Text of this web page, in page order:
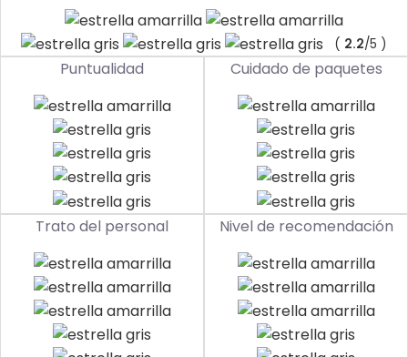
( 2.2/5 )
Puntualidad Cuidado de paquetes
Trato del personal Nivel de recomendación